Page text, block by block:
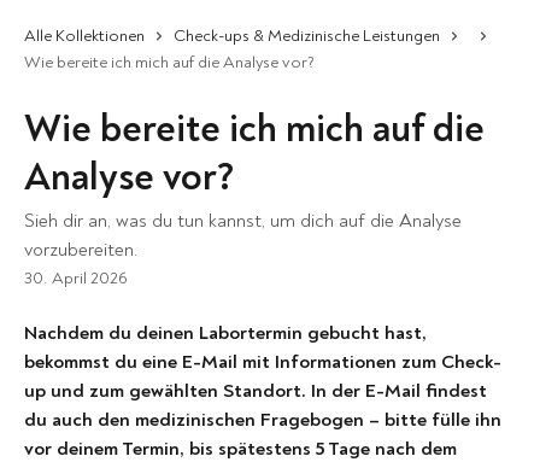
Alle Kollektionen
Check-ups & Medizinische Leistungen
Wie bereite ich mich auf die Analyse vor?
Wie bereite ich mich auf die
Analyse vor?
Sieh dir an, was du tun kannst, um dich auf die Analyse
vorzubereiten.
30. April 2026
Nachdem du deinen Labortermin gebucht hast,
bekommst du eine E-Mail mit Informationen zum Check-
up und zum gewählten Standort. In der E-Mail findest
du auch den medizinischen Fragebogen – bitte fülle ihn
vor deinem Termin, bis spätestens 5 Tage nach dem